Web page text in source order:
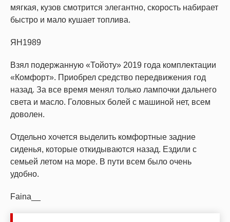
мягкая, кузов смотрится элегантно, скорость набирает
быстро и мало кушает топлива.
ЯН1989
Взял подержанную «Тойоту» 2019 года комплектации
«Комфорт». Приобрел средство передвижения год
назад. За все время менял только лампочки дальнего
света и масло. Головных болей с машиной нет, всем
доволен.
Отдельно хочется выделить комфортные задние
сиденья, которые откидываются назад. Ездили с
семьей летом на море. В пути всем было очень
удобно.
Faina__